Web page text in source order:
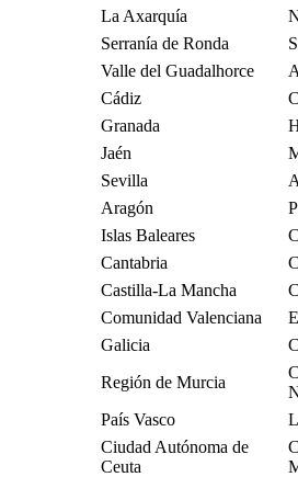
La Axarquía
Serranía de Ronda
Valle del Guadalhorce
Cádiz
Granada
Jaén
Sevilla
Aragón
Islas Baleares
Cantabria
Castilla-La Mancha
Comunidad Valenciana
Galicia
Región de Murcia
País Vasco
Ciudad Autónoma de
Ceuta